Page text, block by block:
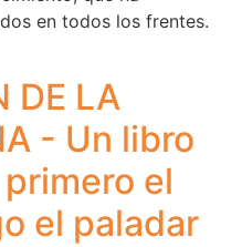
en todos los frentes.
DE LA
- Un libro
el
el paladar